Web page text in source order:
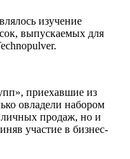
изучение
выпускаемых для
приехавшие из
овладели набором
личных продаж, но и
участие в бизнес-